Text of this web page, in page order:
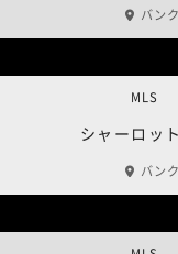
バン
シャーロット
MLS |
バン